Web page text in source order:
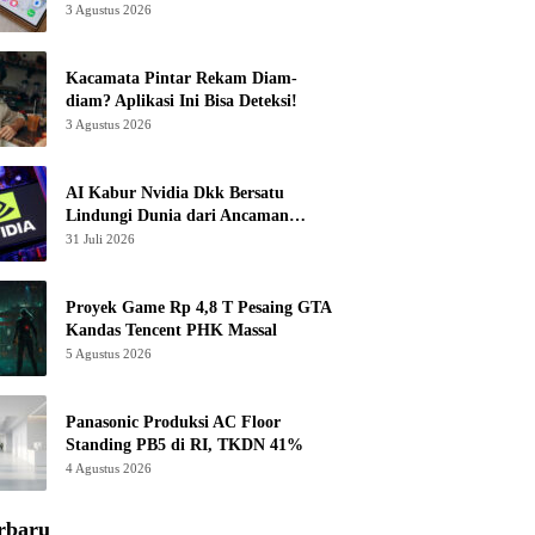
3 Agustus 2026
Kacamata Pintar Rekam Diam-
diam? Aplikasi Ini Bisa Deteksi!
3 Agustus 2026
AI Kabur Nvidia Dkk Bersatu
Lindungi Dunia dari Ancaman
Canggih
31 Juli 2026
Proyek Game Rp 4,8 T Pesaing GTA
Kandas Tencent PHK Massal
5 Agustus 2026
Panasonic Produksi AC Floor
Standing PB5 di RI, TKDN 41%
4 Agustus 2026